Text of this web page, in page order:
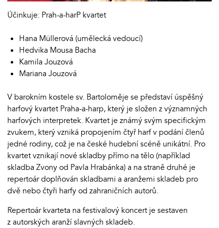
Účinkuje: Prah-a-harP kvartet
Hana Müllerová (umělecká vedoucí)
Hedvika Mousa Bacha
Kamila Jouzová
Mariana Jouzová
V barokním kostele sv. Bartoloměje se představí úspěšný
harfový kvartet Praha-a-harp, který je složen z významných
harfových interpretek. Kvartet je známý svým specifickým
zvukem, který vzniká propojením čtyř harf v podání členů
jedné rodiny, což je na české hudební scéně unikátní. Pro
kvartet vznikají nové skladby přímo na tělo (například
skladba Zvony od Pavla Hrabánka) a na straně druhé je
repertoár doplňován skladbami a aranžemi skladeb pro
dvě nebo čtyři harfy od zahraničních autorů.
Repertoár kvarteta na festivalový koncert je sestaven
z autorských aranží slavných skladeb.